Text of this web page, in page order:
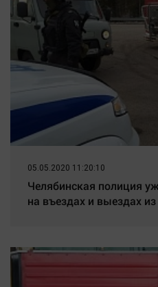
05.05.2020 11:20:10
Челябинская полиция
на въездах и выездах